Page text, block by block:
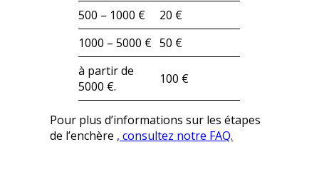
500 – 1000 €
20 €
1000 – 5000 € 50 €
à partir de
5000 €.
100 €
Pour plus d’informations sur les étapes
de l’enchère , consultez notre FAQ.